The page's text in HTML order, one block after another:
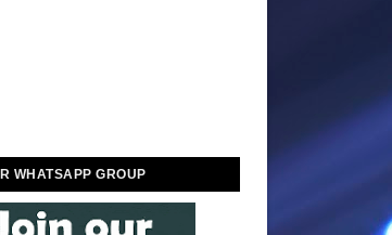
WHATSAPP GROUP